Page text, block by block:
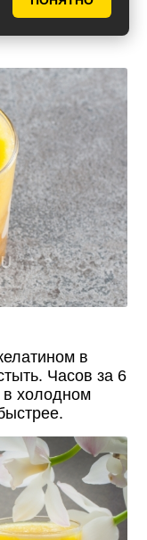
подъема
в
Часов за 6
в холодном